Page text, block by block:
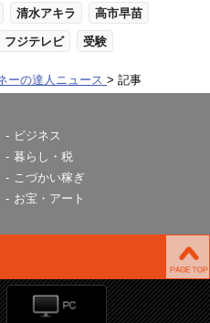
清水アキラ 高市早苗
フジテレビ 受験
ーの達人ニュース 記事
ビジネス
暮らし・税
こづかい稼ぎ
お宝・アート